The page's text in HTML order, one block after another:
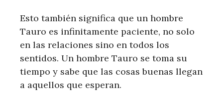
Esto también significa que un hombre
Tauro es infinitamente paciente, no solo
en las relaciones sino en todos los
sentidos. Un hombre Tauro se toma su
tiempo y sabe que las cosas buenas llegan
a aquellos que esperan.